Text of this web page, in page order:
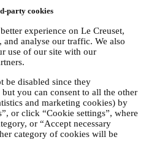
party cookies
experience on Le Creuset,
and analyse our traffic. We also
use of our site with our
be disabled since they
you can consent to all the other
and marketing cookies) by
or click “Cookie settings”, where
or “Accept necessary
category of cookies will be
la démarche plus facile et plus
optimaliser l’expérience culinaire
des nouvelles et des offres
et les communications
vous enverrons des informations
du lancement de nouveaux
des démonstrations culinaires ou
qui vous sont réservées.